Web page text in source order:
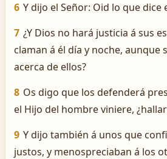
6 Y dijo el Señor: Oid lo que dice
7 ¿Y Dios no hará justicia á sus
claman á él día y noche, aunque
acerca de ellos?
8 Os digo que los defenderá
el Hijo del hombre viniere,
9 Y dijo también á unos que
justos, y menospreciaban á los